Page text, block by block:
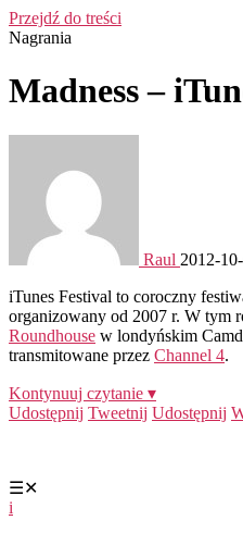
Przejdź do treści
Nagrania
Madness –
Raul 2012-
iTunes Festival to coroczny
organizowany od 2007 r. W tym
Roundhouse w londyńskim
transmitowane przez Channel 4.
Kontynuuj czytanie ▾
Udostępnij Tweetnij Udostępnij
☰✕
i